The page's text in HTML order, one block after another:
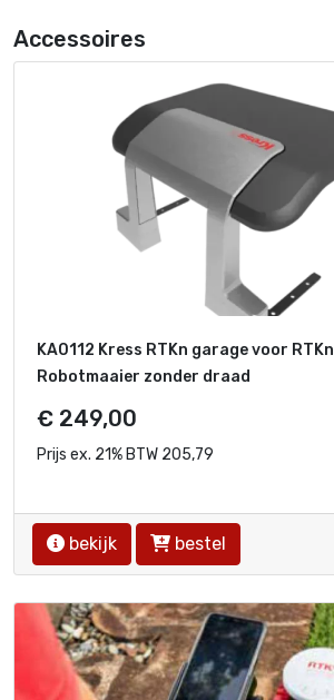
Accessoires
KA0112 Kress RTKn garage voor RTKn
Robotmaaier zonder draad
€ 249,00
Prijs ex. 21% BTW 205,79
bekijk bestel